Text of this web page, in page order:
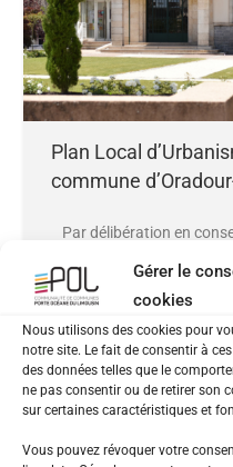
Gérer le
cookies
Nous utilisons des cookies pour
notre site. Le fait de consentir à
des données telles que le
ne pas consentir ou de retirer son
sur certaines caractéristiques et
Vous pouvez révoquer votre
Plan Local
commune
Par délibération en
novembre 2025, la
Local d’Urbanisme
La délibération
d’Oradour-sur-Glane,
(1, Avenue Voltaire
mois.